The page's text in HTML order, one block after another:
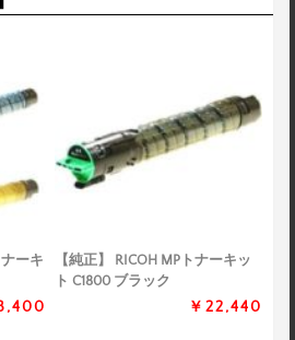
ナーキ
【純正】 RICOH MPトナーキッ
ト C1800 ブラック
￥22,440